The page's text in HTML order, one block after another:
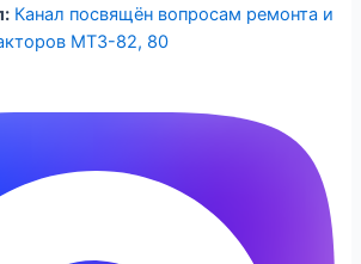
Канал посвящён вопросам ремонта и
МТЗ-82, 80